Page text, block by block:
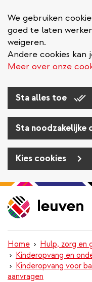
We gebruiken
goed te laten
weigeren.
Andere cookies kan
Meer over onze
Sta alles toe
Sta noodzakelijke
Kies cookies
Overslaan
en
naar
inhoud
gaan
Home
Hulp, zorg en
Kinderopvang en
Kinderopvang voor
aanvragen